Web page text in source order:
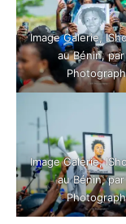
Image Galerie,
au Bénin, par
Image Galerie,
au Bénin, par